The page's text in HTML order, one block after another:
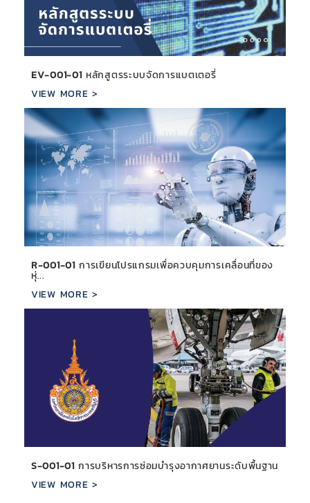
EV-001-01หลักสูตรระบบจัดการแบตเตอรี่
VIEW MORE >
R-001-01การเขียนโปรแกรมเพื่อควบคุมการเคลื่อนที่ของ
หุ่...
VIEW MORE >
S-001-01การบริหารการซ่อมบำรุงอากาศยานระดับพื้นฐาน
VIEW MORE >